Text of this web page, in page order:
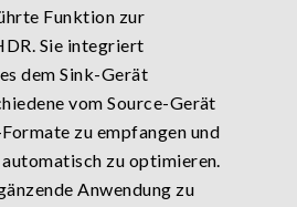
Funktion zur
Sie integriert
dem Sink-Gerät
vom Source-Gerät
zu empfangen und
zu optimieren.
Anwendung zu